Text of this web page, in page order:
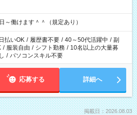
働けます＾＾（規定あり）
日払いOK / 履歴書不要 / 40～50代活躍中 / 副
/ 服装自由 / シフト勤務 / 10名以上の大量募
/ パソコンスキル不要
応募する 詳細へ
掲載日：2026.08.03